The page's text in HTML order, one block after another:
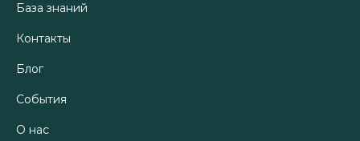
База знаний
Контакты
Блог
События
О нас